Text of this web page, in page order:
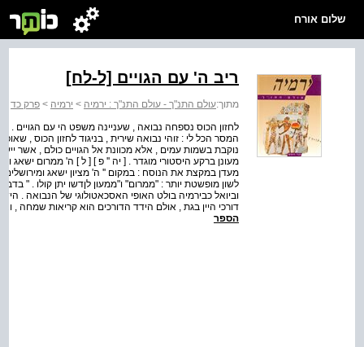
שלום אורח
ריב ה' עם הגויים [ל-לח]
מתוך:עולם התנ"ך - עולם התנ"ך : ירמיה > ירמיה > פרק כד
לחזון הכוס נספחה נבואה , שעניינה משפט הי עם הגויים .
המסר הכל לי : זוהי נבואה שירית , בניגוד לחזון הכוס ,
נוקבת בשמות עמים , אלא מכוונת אל הגויים כולם , אשר
מעונן ברקע היסטורי מוגדר . [ יה '' פ ] [ ל ] ה' ממרום ישאג
מעדן במקצת את הנוסח : במקום '' ה' מציון ישאג ומירושלים
לשון מופשטת יותר : "ממרום" ו"ממעון לןדשו יתן קולו . "
וביואל כבירמיה בולט האופי האסכאטולוגי של הנבואה .
דורכי היין בגת , אולם הידד הדורכים הוא קריאות שמחה ,
הספר